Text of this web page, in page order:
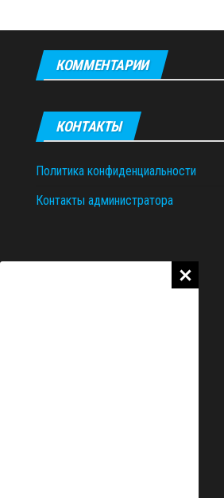
КОММЕНТАРИИ
КОНТАКТЫ
Политика конфиденциальности
Контакты администратора